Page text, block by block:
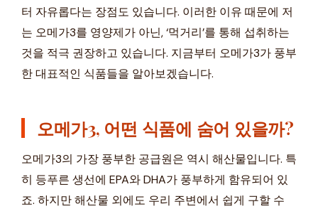
터 자유롭다는 장점도 있습니다. 이러한 이유 때문에 저
는 오메가3를 영양제가 아닌, ‘먹거리’를 통해 섭취하는
것을 적극 권장하고 있습니다. 지금부터 오메가3가 풍부
한 대표적인 식품들을 알아보겠습니다.
오메가3, 어떤 식품에 숨어 있을까?
오메가3의 가장 풍부한 공급원은 역시 해산물입니다. 특
히 등푸른 생선에 EPA와 DHA가 풍부하게 함유되어 있
죠. 하지만 해산물 외에도 우리 주변에서 쉽게 구할 수